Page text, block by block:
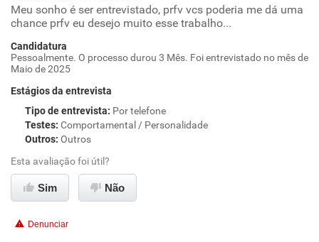
Meu sonho é ser entrevistado, prfv vcs poderia me dá uma
chance prfv eu desejo muito esse trabalho...
Candidatura
Pessoalmente. O processo durou 3 Mês. Foi entrevistado no mês de
Maio de 2025
Estágios da entrevista
Tipo de entrevista: Por telefone
Testes: Comportamental / Personalidade
Outros: Outros
Esta avaliação foi útil?
Sim Não
Denunciar